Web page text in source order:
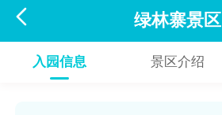
 绿林寨景区
入园信息 景区介绍